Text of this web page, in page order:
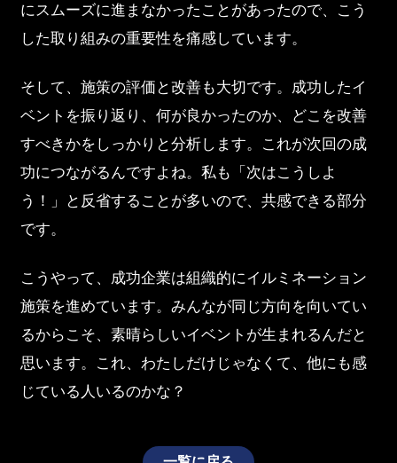
にスムーズに進まなかったことがあったので、こう
した取り組みの重要性を痛感しています。
そして、施策の評価と改善も大切です。成功したイ
ベントを振り返り、何が良かったのか、どこを改善
すべきかをしっかりと分析します。これが次回の成
功につながるんですよね。私も「次はこうしよ
う！」と反省することが多いので、共感できる部分
です。
こうやって、成功企業は組織的にイルミネーション
施策を進めています。みんなが同じ方向を向いてい
るからこそ、素晴らしいイベントが生まれるんだと
思います。これ、わたしだけじゃなくて、他にも感
じている人いるのかな？